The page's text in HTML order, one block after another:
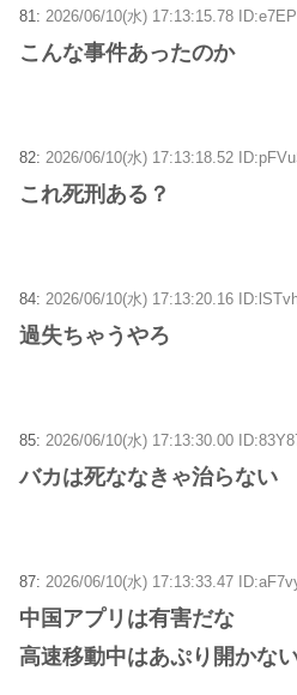
81: 2026/06/10(水) 17:13:15.78
こんな事件あったのか
82: 2026/06/10(水) 17:13:18.52
これ死刑ある？
84: 2026/06/10(水) 17:13:20.16
過失ちゃうやろ
85: 2026/06/10(水) 17:13:30.00
バカは死ななきゃ治らない
87: 2026/06/10(水) 17:13:33.47
中国アプリは有害だな
高速移動中はあぷり開かな